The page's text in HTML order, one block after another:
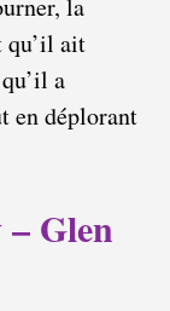
qu’il ait
a
en déplorant
Glen